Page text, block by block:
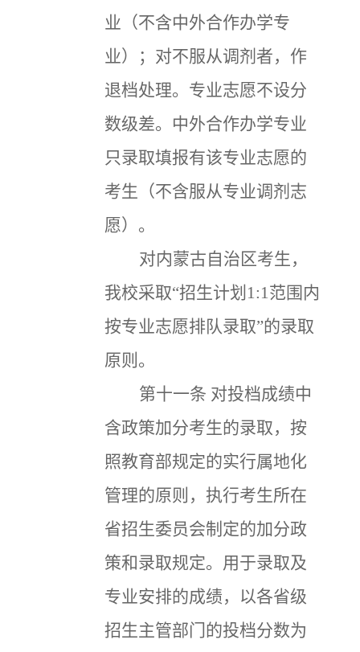
业（不含中外合作办学专
业）；对不服从调剂者，作
退档处理。专业志愿不设分
数级差。中外合作办学专业
只录取填报有该专业志愿的
考生（不含服从专业调剂志
愿）。
对内蒙古自治区考生，
我校采取“招生计划1:1范围内
按专业志愿排队录取”的录取
原则。
第十一条 对投档成绩中
含政策加分考生的录取，按
照教育部规定的实行属地化
管理的原则，执行考生所在
省招生委员会制定的加分政
策和录取规定。用于录取及
专业安排的成绩，以各省级
招生主管部门的投档分数为